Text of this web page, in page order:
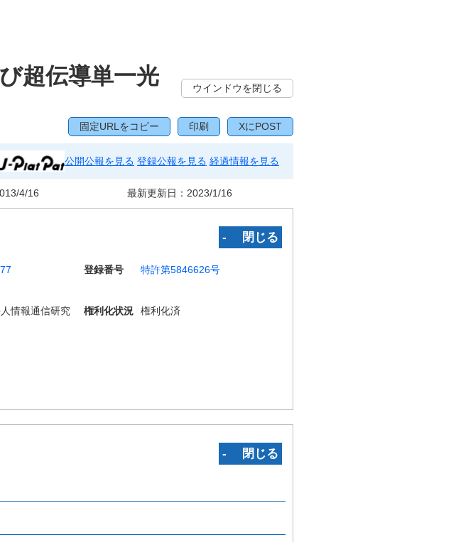
超伝導単一光
ウインドウを閉じる
固定URLをコピー 印刷 XにPOST
公開公報を見る 登録公報を見る 経過情報を見る
4/16 最新更新日： 2023/1/16
‐ 閉じる
登録番号
特許第5846626号
情報通信研究
権利化状況 権利化済
‐ 閉じる